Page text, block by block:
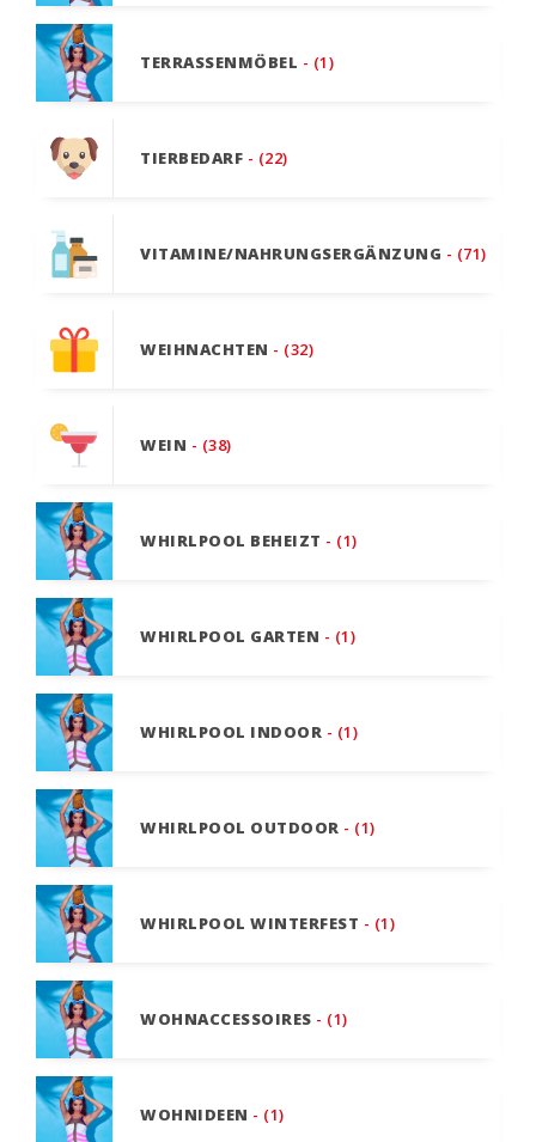
TERRASSENMÖBEL - (1)
TIERBEDARF - (22)
VITAMINE/NAHRUNGSERGÄNZUNG - (71)
WEIHNACHTEN - (32)
WEIN - (38)
WHIRLPOOL BEHEIZT - (1)
WHIRLPOOL GARTEN - (1)
WHIRLPOOL INDOOR - (1)
WHIRLPOOL OUTDOOR - (1)
WHIRLPOOL WINTERFEST - (1)
WOHNACCESSOIRES - (1)
WOHNIDEEN - (1)